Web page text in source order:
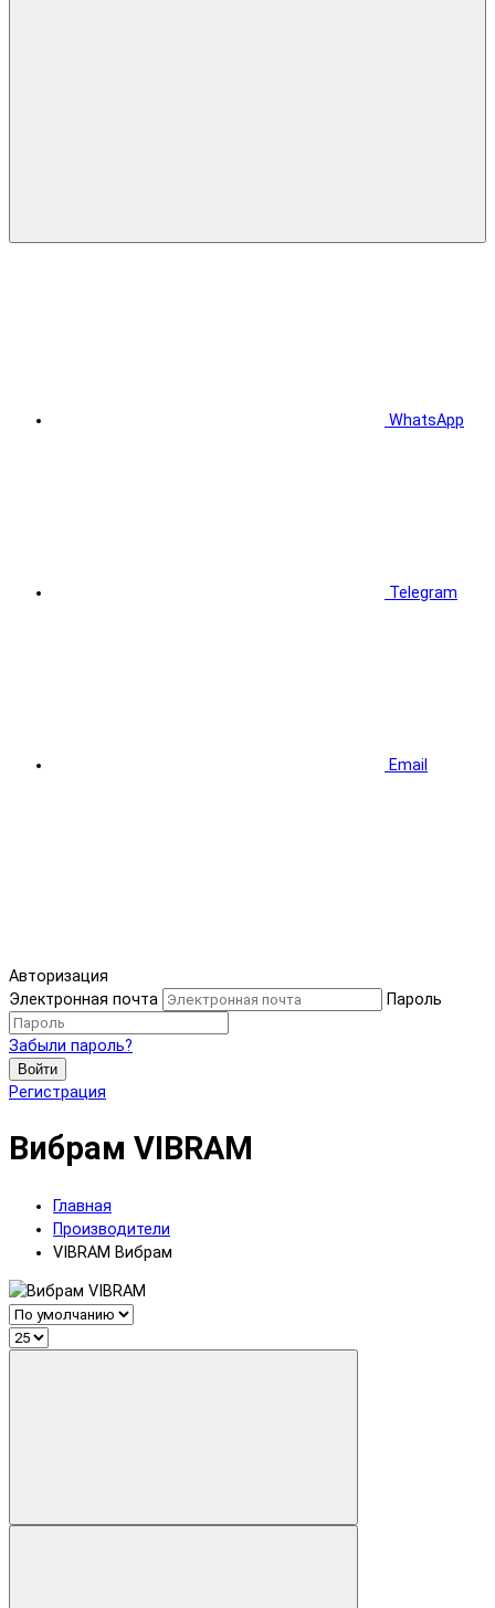
WhatsApp
Telegram
Email
Авторизация
Электронная почта
Пароль
Забыли пароль?
Войти
Регистрация
Вибрам VIBRAM
Главная
Производители
VIBRAM Вибрам